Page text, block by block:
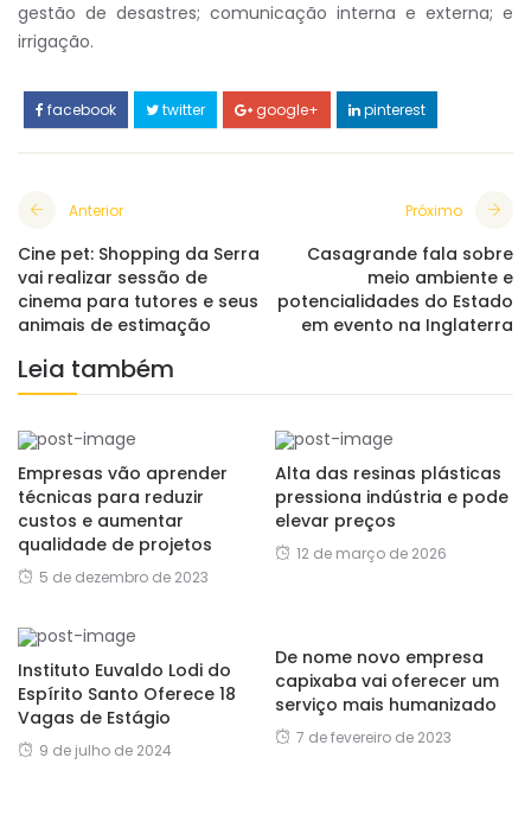
gestão de desastres; comunicação interna e externa; e
irrigação.
facebook twitter google+ pinterest
Anterior
Cine pet: Shopping da Serra
vai realizar sessão de
cinema para tutores e seus
animais de estimação
Próximo
Casagrande fala sobre
meio ambiente e
potencialidades do Estado
em evento na Inglaterra
Leia também
Empresas vão aprender
técnicas para reduzir
custos e aumentar
qualidade de projetos
5 de dezembro de 2023
Alta das resinas plásticas
pressiona indústria e pode
elevar preços
12 de março de 2026
Instituto Euvaldo Lodi do
Espírito Santo Oferece 18
Vagas de Estágio
9 de julho de 2024
De nome novo empresa
capixaba vai oferecer um
serviço mais humanizado
7 de fevereiro de 2023